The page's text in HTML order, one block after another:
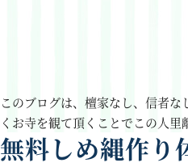
このブログは、檀家なし、信者
くお寺を観て頂くことでこの人里
無料しめ縄作り